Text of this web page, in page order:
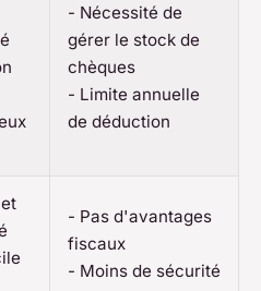
- Nécessité de
gérer le stock de
chèques
- Limite annuelle
de déduction
- Pas d'avantages
fiscaux
- Moins de sécurité